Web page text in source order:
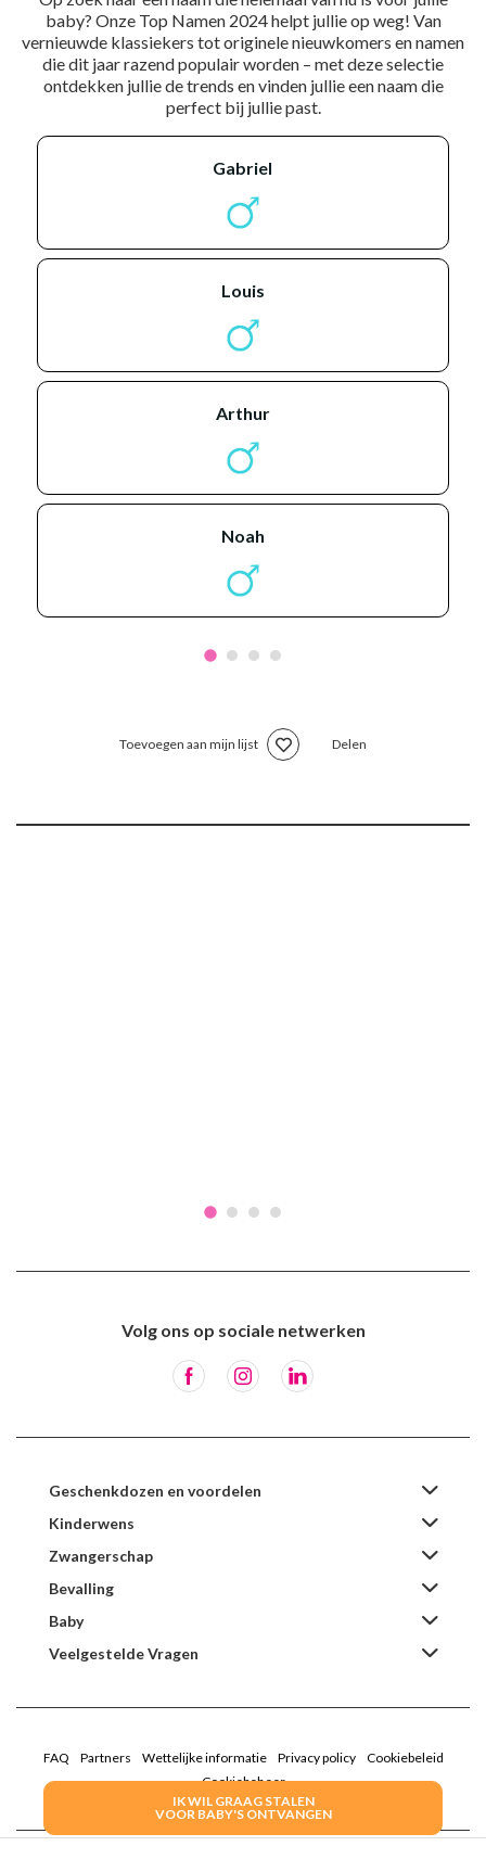
IK WIL GRAAG STALEN
VOOR BABY'S ONTVANGEN
baby? Onze Top Namen 2024 helpt jullie op weg! Van
vernieuwde klassiekers tot originele nieuwkomers en namen
die dit jaar razend populair worden – met deze selectie
ontdekken jullie de trends en vinden jullie een naam die
perfect bij jullie past.
gabriel
louis
arthur
noah
Toevoegen aan mijn lijst Delen
Volg ons op sociale netwerken
Geschenkdozen en voordelen
Kinderwens
Zwangerschap
Bevalling
Baby
Veelgestelde Vragen
FAQ Partners Wettelijke informatie Privacy policy
Cookiebeleid
Cookiebeheer